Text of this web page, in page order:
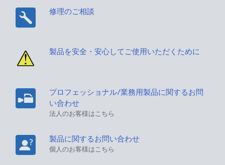
修理のご相談
製品を安全・安心してご使用いただくために
プロフェッショナル/業務用製品に関するお問
い合わせ
法人のお客様はこちら
製品に関するお問い合わせ
個人のお客様はこちら